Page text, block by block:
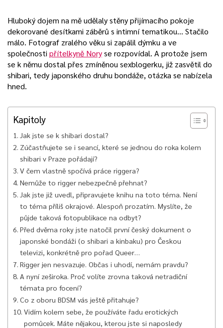
Hluboký dojem na mě udělaly stěny přijímacího pokoje
dekorované desítkami záběrů s intimní tematikou… Stačilo
málo. Fotograf zralého věku si zapálil dýmku a ve
společnosti přítelkyně Noryse rozpovídal. A protože jsem
se k němu dostal přes zmíněnou sexblogerku, již zasvětil do
shibari, tedy japonského druhu bondáže, otázka se nabízela
hned.
Kapitoly
Jak jste se k shibari dostal?
Zúčastňujete se i seancí, které se jednou do roka kolem
shibari v Praze pořádají?
V čem vlastně spočívá práce riggera?
Nemůže to rigger nebezpečně přehnat?
Jak jste již uvedl, připravujete knihu na toto téma. Není
to téma příliš okrajové. Alespoň prozatím. Myslíte, že
půjde taková fotopublikace na odbyt?
Před dvěma roky jste natočil první český dokument o
japonské bondáži (o shibari a kinbaku) pro Českou
televizi, konkrétně pro pořad Queer…
Rigger jen nesvazuje. Občas i uhodí, nemám pravdu?
A nyní zeširoka. Proč volíte zrovna taková netradiční
témata pro focení?
Co z oboru BDSM vás ještě přitahuje?
Vidím kolem sebe, že používáte řadu erotických
pomůcek. Máte nějakou, kterou jste si naposledy